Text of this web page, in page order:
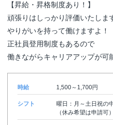
【昇給・昇格制度あり！】
頑張りはしっかり評価いたしま
やりがいを持って働けますよ！
正社員登用制度もあるので
働きながらキャリアアップが可
時給 1,500～1,700円
シフト
曜日：月～土日祝の
（休み希望は申請可）